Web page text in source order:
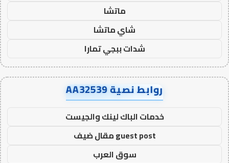
ماتشا
شاي ماتشا
شدات ببجي تمارا
روابط نصية AA32539
خدمات الباك لينك والجيست
guest post مقال ضيف
سوق العرب